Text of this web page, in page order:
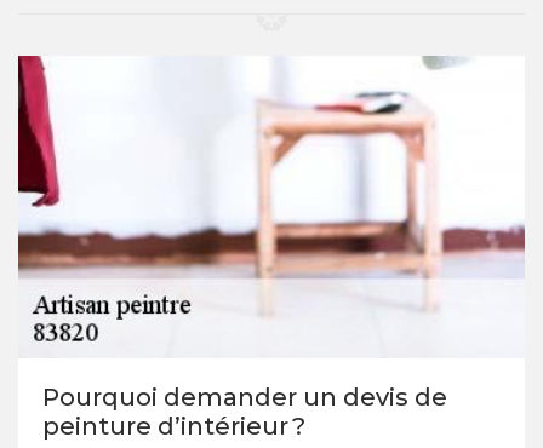
Pourquoi demander un devis de
peinture d’intérieur ?